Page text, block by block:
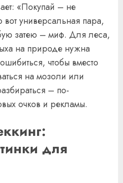
«Покупай – не
универсальная пара,
затею – миф. Для леса,
на природе нужна
чтобы вместо
на мозоли или
– по-
очков и рекламы.
для